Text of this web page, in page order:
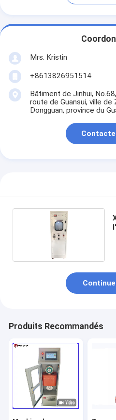
Mrs. Kristin
+8613826951514
Bâtiment de Jinhui,
route de Guansui, ville de
Dongguan, province du
Produits Recommandés